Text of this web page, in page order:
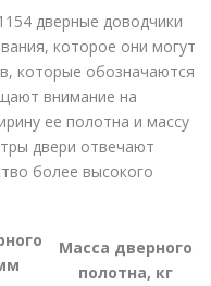
дверные доводчики
которое они могут
которые обозначаются
внимание на
ее полотна и массу
двери отвечают
более высокого
Масса дверного
полотна, кг